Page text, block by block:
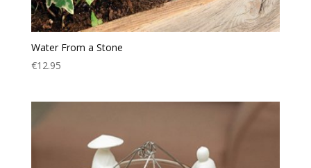
Water From a Stone
€12.95